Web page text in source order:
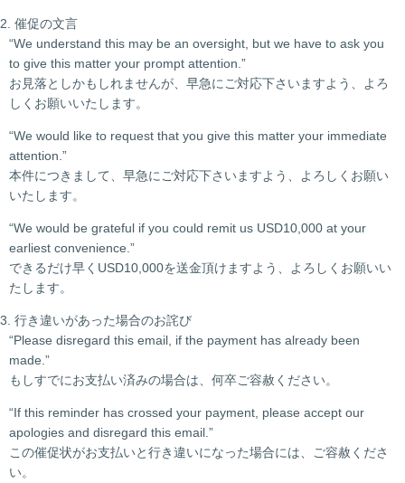
2. 催促の文言
“We understand this may be an oversight, but we have to ask you
to give this matter your prompt attention.”
お見落としかもしれませんが、早急にご対応下さいますよう、よろ
しくお願いいたします。
“We would like to request that you give this matter your immediate
attention.”
本件につきまして、早急にご対応下さいますよう、よろしくお願い
いたします。
“We would be grateful if you could remit us USD10,000 at your
earliest convenience.”
できるだけ早くUSD10,000を送金頂けますよう、よろしくお願いい
たします。
3. 行き違いがあった場合のお詫び
“Please disregard this email, if the payment has already been
made.”
もしすでにお支払い済みの場合は、何卒ご容赦ください。
“If this reminder has crossed your payment, please accept our
apologies and disregard this email.”
この催促状がお支払いと行き違いになった場合には、ご容赦くださ
い。